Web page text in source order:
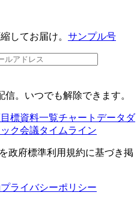
してお届け。 サンプル号
。いつでも解除できます。
標資料一覧チャートデータ ダ
ク会議タイムライン
政府標準利用規約に基づき掲
プライバシーポリシー